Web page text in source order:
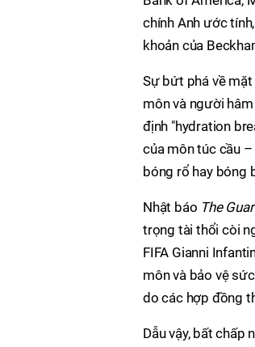
chính Anh ước
khoản của
Sự bứt phá về
môn và người
định "hydration
của môn túc cầu
bóng rổ hay bóng
Nhật báo The
trọng tài thổi còi
FIFA Gianni
môn và bảo vệ
do các hợp đồng
Dẫu vậy, bất chấp